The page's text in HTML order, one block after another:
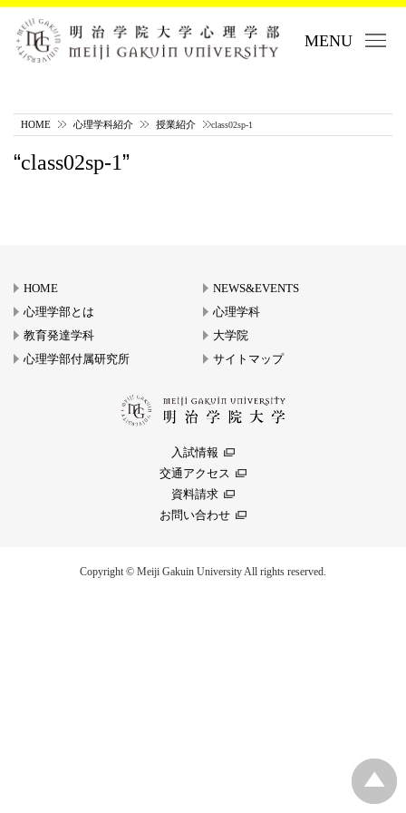
MENU
HOME 心理学科紹介 授業紹介 class02sp-1
class02sp-1
HOME
NEWS&EVENTS
心理学部とは
心理学科
教育発達学科
大学院
心理学部付属研究所
サイトマップ
入試情報
交通アクセス
資料請求
お問い合わせ
Copyright © Meiji Gakuin University All rights reserved.